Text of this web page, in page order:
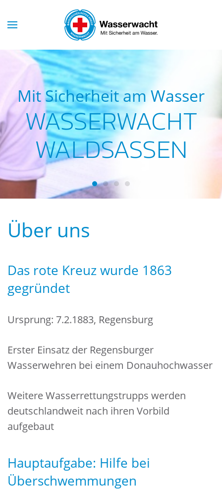
Skip to main content
Mit Sicherheit am Wasser
WASSERWACHT
WALDSASSEN
Wasserwacht Waldsassen
Wasserwacht Waldsassen
Wasserwacht Waldsassen
Über uns
Das rote Kreuz wurde 1863
gegründet
Ursprung: 7.2.1883, Regensburg
Erster Einsatz der Regensburger
Wasserwehren bei einem Donauhochwasser
Weitere Wasserrettungstrupps werden
deutschlandweit nach ihren Vorbild
aufgebaut
Hauptaufgabe: Hilfe bei
Überschwemmungen